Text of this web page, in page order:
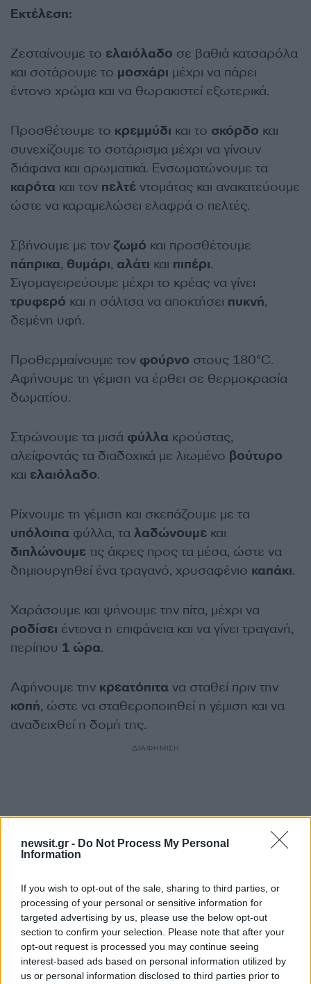
newsit.gr - Do Not Process My Personal
Information
If you wish to opt-out of the sale, sharing to third parties, or
processing of your personal or sensitive information for
targeted advertising by us, please use the below opt-out
section to confirm your selection. Please note that after your
opt-out request is processed you may continue seeing
interest-based ads based on personal information utilized by
us or personal information disclosed to third parties prior to
Εκτέλεση:
Ζεσταίνουμε το ελαιόλαδο σε βαθιά κατσαρόλα
και σοτάρουμε το μοσχάρι μέχρι να πάρει
έντονο χρώμα και να θωρακιστεί εξωτερικά.
Προσθέτουμε το κρεμμύδι και το σκόρδο και
συνεχίζουμε το σοτάρισμα μέχρι να γίνουν
διάφανα και αρωματικά. Ενσωματώνουμε τα
καρότα και τον πελτέ ντομάτας και ανακατεύουμε
ώστε να καραμελώσει ελαφρά ο πελτές.
Σβήνουμε με τον ζωμό και προσθέτουμε
πάπρικα, θυμάρι, αλάτι και πιπέρι.
Σιγομαγειρεύουμε μέχρι το κρέας να γίνει
τρυφερό και η σάλτσα να αποκτήσει πυκνή,
δεμένη υφή.
Προθερμαίνουμε τον φούρνο στους 180°C.
Αφήνουμε τη γέμιση να έρθει σε θερμοκρασία
δωματίου.
Στρώνουμε τα μισά φύλλα κρούστας,
αλείφοντάς τα διαδοχικά με λιωμένο βούτυρο
και ελαιόλαδο.
Ρίχνουμε τη γέμιση και σκεπάζουμε με τα
υπόλοιπα φύλλα, τα λαδώνουμε και
διπλώνουμε τις άκρες προς τα μέσα, ώστε να
δημιουργηθεί ένα τραγανό, χρυσαφένιο καπάκι.
Χαράσουμε και ψήνουμε την πίτα, μέχρι να
ροδίσει έντονα η επιφάνεια και να γίνει τραγανή,
περίπου 1 ώρα.
Αφήνουμε την κρεατόπιτα να σταθεί πριν την
κοπή, ώστε να σταθεροποιηθεί η γέμιση και να
αναδειχθεί η δομή της.
ΔΙΑΦΗΜΙΣΗ
Αν τα χάσατε